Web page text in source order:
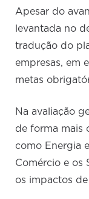
Apesar do
levantada no
tradução do
empresas, em
metas
Na avaliação
de forma mais
como Energia
Comércio e os
os impactos